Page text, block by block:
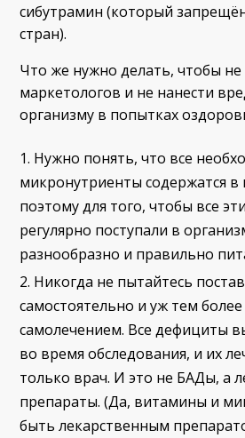
сибутрамин (который
стран).
Что же нужно делать, чтобы не
маркетологов и не нанести
организму в попытках
Нужно понять, что все
микронутриенты содержатся в
поэтому для того, чтобы все
регулярно поступали в
разнообразно и правильно
Никогда не пытайтесь
самостоятельно и уж тем
самолечением. Все дефициты
во время обследования, и их
только врач. И это не БАДы, а
препараты. (Да, витамины и
быть лекарственным